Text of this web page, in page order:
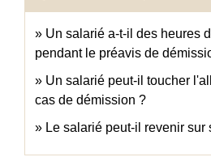
Un salarié a-t-il des heures
pendant le préavis de
Un salarié peut-il toucher
cas de démission ?
Le salarié peut-il revenir sur